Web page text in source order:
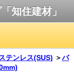
知住建材」
テンレス(SUS) ＞バ